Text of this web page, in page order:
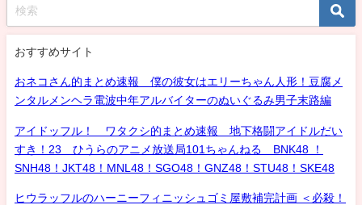
おすすめサイト
おネコさん的まとめ速報 僕の彼女はエリーちゃん人形！豆腐メ
ンタルメンヘラ電波中年アルバイターのぬいぐるみ男子末路編
アイドッフル！ ワタクシ的まとめ速報 地下格闘アイドルだい
すき！23 ひうらのアニメ放送局101ちゃんねる BNK48 ！
SNH48！JKT48！MNL48！SGO48！GNZ48！STU48！SKE48
ヒウラッフルのハーニーフィニッシュゴミ屋敷補完計画 ＜必殺！